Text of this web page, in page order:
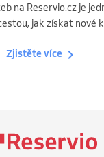
na Reservio.cz je
jak získat nové
Zjistěte více